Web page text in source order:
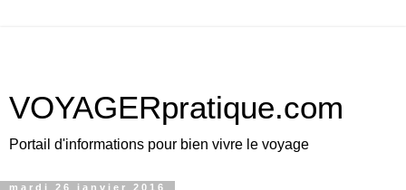
VOYAGERpratique.com
Portail d'informations pour bien vivre le voyage
mardi 26 janvier 2016